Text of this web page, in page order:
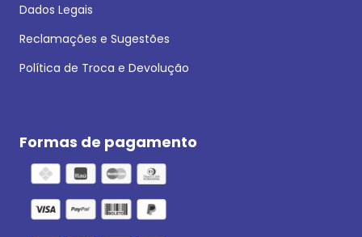
Dados Legais
Reclamações e Sugestões
Política de Troca e Devolução
Formas de pagamento